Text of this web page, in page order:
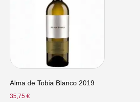
Alma de Tobia Blanco 2019
35,75 €